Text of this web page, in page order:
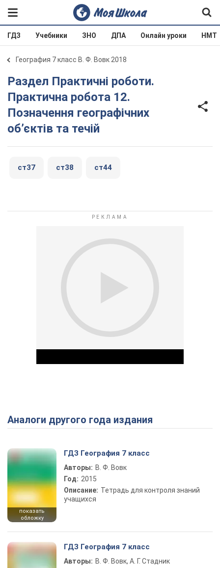
ГДЗ Учебники ЗНО ДПА Онлайн уроки НМТ
География 7 класс В. Ф. Вовк 2018
Раздел Практичні роботи.
Практична робота 12.
Позначення географічних
об’єктів та течій
ст37 ст38 ст44
Play Video
Аналоги другого года издания
показать
обложку
ГДЗ География 7 класс
Авторы: В. Ф. Вовк
Год: 2015
Описание: Тетрадь для контроля знаний
учащихся
ГДЗ География 7 класс
Авторы: В. Ф. Вовк, А. Г. Стадник